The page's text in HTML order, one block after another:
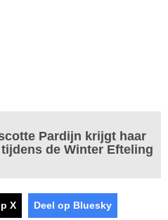
Pardijn krijgt haar
de Winter Efteling
X Deel op Bluesky